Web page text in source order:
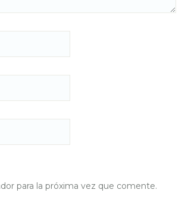
para la próxima vez que comente.